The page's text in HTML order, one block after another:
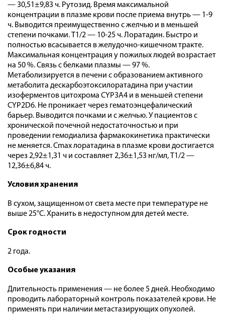
— 30,51±9,83 ч. Рутозид. Время максимальной
концентрации в плазме крови после приема внутрь — 1-9
ч. Выводится преимущественно с желчью и в меньшей
степени почками. T1/2 — 10-25 ч. Лоратадин. Быстро и
полностью всасывается в желудочно-кишечном тракте.
Максимальная концентрация у пожилых людей возрастает
на 50 %. Связь с белками плазмы — 97 %.
Метаболизируется в печени с образованием активного
метаболита дескарбоэтоксилоратадина при участии
изоферментов цитохрома CYP3A4 и в меньшей степени
CYP2D6. Не проникает через гематоэнцефалический
барьер. Выводится почками и с желчью. У пациентов с
хронической почечной недостаточностью и при
проведении гемодиализа фармакокинетика практически
не меняется. Cmax лоратадина в плазме крови достигается
через 2,92±1,31 ч и составляет 2,36±1,53 нг/мл, T1/2 —
12,36±6,84 ч.
Условия хранения
В сухом, защищенном от света месте при температуре не
выше 25°С. Хранить в недоступном для детей месте.
Срок годности
2 года.
Особые указания
Длительность применения — не более 5 дней. Необходимо
проводить лабораторный контроль показателей крови. Не
применять при наличии метастазирующих опухолей.